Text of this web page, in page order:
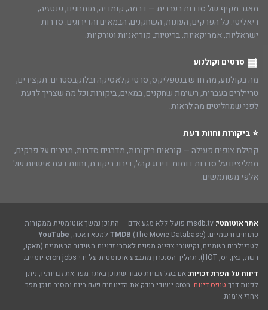
מאגר מקיף של סדרות בעברית — דרמה, קומדיה, מותחנים, פנטזיה,
ריאליטי. כל הפרקים, העונות, השחקנים, הבמאים והדירוגים. סדרות
ישראליות, אמריקאיות, בריטיות, קוריאניות וטורקיות.
סרטים וקולנוע
מה בקולנוע, מה חדש בנטפליקס, סרטי קלאסיקה ובלוקבסטרים. תקצירים,
טריילרים בעברית, רשימת שחקנים, במאים, ביקורות וכל מה שצריך לדעת
לפני שמחליטים מה לראות.
⭐ ביקורות וחוות דעת
קהילת צופים פעילה — קוראים ביקורות, מדרגים סדרות, מגיבים על פרקים,
ממליצים על סדרות דומות. דירוג קהל, דירוג ביקורת, וחוות דעת אישיות של
אלפי משתמשים.
אתר אוטומטי:
msdb.tv פועל ללא מגע אדם — התוכן נמשך אוטומטית ממקורות
פתוחים ורשמיים:
TMDB (The Movie Database) למטא-דאטה,
YouTube
לטריילרים רשמיים, וקישורי צפייה מפנים לאתרי זכויות השידור הרשמיים (מאקו,
רשת, כאן, יס, HOT). תהליך הסנכרון מתבצע אוטומטית על ידי cron jobs יומיים.
דיווח על הפרת זכויות: אם בעל זכויות סבור שתוכן באתר מפר את זכויותיו, ניתן
לפנות דרך טופס דיווח
. cron ייעודי בודק את הדיווחים פעם ביום ומסיר תוכן מפר
אחרי אימות.